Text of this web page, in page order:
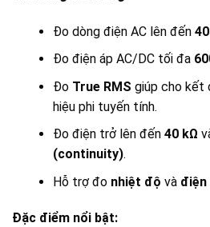
Đo dòng điện AC lên đến
Đo điện áp AC/DC tối đa
Đo True RMS giúp cho kết
hiệu phi tuyến tính.
Đo điện trở lên đến 40 kΩ
(continuity).
Hỗ trợ đo nhiệt độ và điện
Đặc điểm nổi bật: